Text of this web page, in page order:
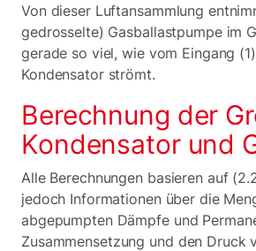
Von dieser Luftansammlung
gedrosselte) Gasballastpumpe im
gerade so viel, wie vom Eingang
Kondensator strömt.
Berechnung der
Kondensator und
Alle Berechnungen basieren auf
jedoch Informationen über die
abgepumpten Dämpfe und
Zusammensetzung und den Druck